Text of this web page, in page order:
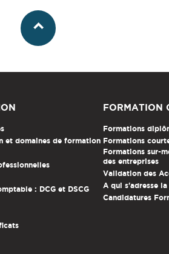
et domaines de formation
: DCG et DSCG
FORMATION
Formations
Formations
Formations sur-
des entreprises
Validation des
A qui s'adresse
Candidatures